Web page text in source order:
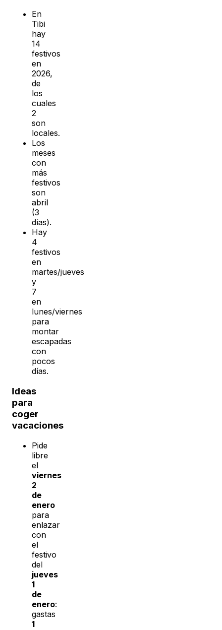
En
Tibi
hay
14
festivos
en
2026,
de
los
cuales
2
son
locales.
Los
meses
con
más
festivos
son
abril
(3
días).
Hay
4
festivos
en
martes/jueves
y
7
en
lunes/viernes
para
montar
escapadas
con
pocos
días.
Ideas
para
coger
vacaciones
Pide
libre
el
viernes
2
de
enero
para
enlazar
con
el
festivo
del
jueves
1
de
enero:
gastas
1